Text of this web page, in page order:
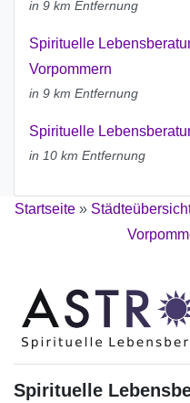
in 9 km Entfernung
Spirituelle
Vorpommern
in 9 km Entfernung
Spirituelle
in 10 km Entfernung
Startseite »
Spirituelle